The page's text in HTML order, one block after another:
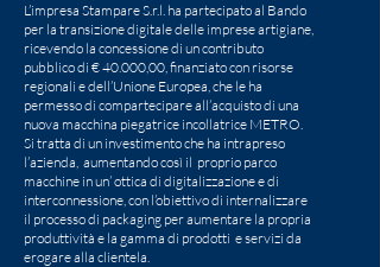
L’impresa Stampare S.r.l. ha partecipato al Bando
per la transizione digitale delle imprese artigiane,
ricevendo la concessione di un contributo
pubblico di € 40.000,00, finanziato con risorse
regionali e dell’Unione Europea, che le ha
permesso di compartecipare all’acquisto di una
nuova macchina piegatrice incollatrice METRO.
Si tratta di un investimento che ha intrapreso
l’azienda, aumentando così il proprio parco
macchine in un’ ottica di digitalizzazione e di
interconnessione, con l’obiettivo di internalizzare
il processo di packaging per aumentare la propria
produttività e la gamma di prodotti e servizi da
erogare alla clientela.